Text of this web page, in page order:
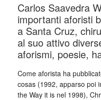
Carlos Saavedra
importanti aforisti
a Santa Cruz,
al suo attivo
aforismi, poesie,
Come aforista ha
cosas (1992, apparso poi
the Way it is nel 1998),